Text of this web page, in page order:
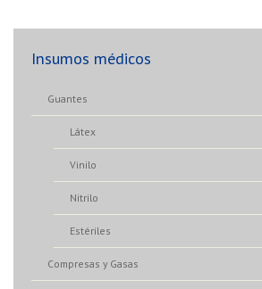
Insumos médicos
Guantes
Látex
Vinilo
Nitrilo
Estériles
Compresas y Gasas